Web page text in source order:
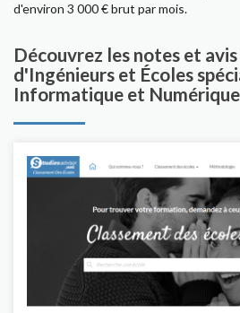
d'environ 3 000 € brut par mois.
Découvrez les notes et
d'Ingénieurs et Écoles
Informatique et